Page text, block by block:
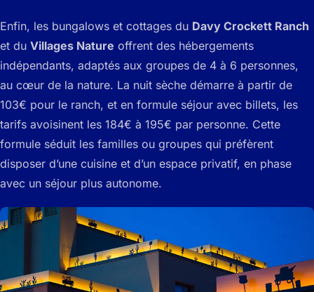
Enfin, les bungalows et cottages du Davy Crockett Ranch
et du Villages Nature offrent des hébergements
indépendants, adaptés aux groupes de 4 à 6 personnes,
au cœur de la nature. La nuit sèche démarre à partir de
103€ pour le ranch, et en formule séjour avec billets, les
tarifs avoisinent les 184€ à 195€ par personne. Cette
formule séduit les familles ou groupes qui préfèrent
disposer d’une cuisine et d’un espace privatif, en phase
avec un séjour plus autonome.